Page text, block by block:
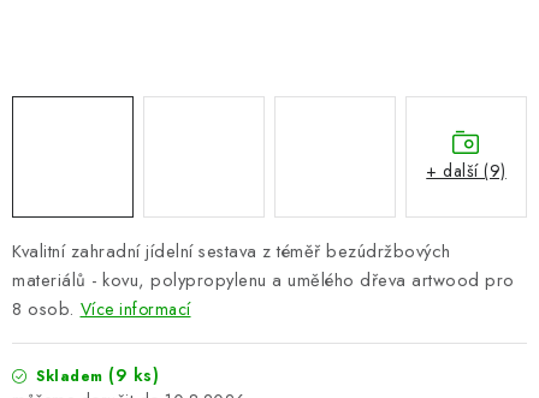
NOVINKY
Nákup na splátky ESSOX
Kvalitní zahradní jídelní sestava z téměř bezúdržbových
materiálů - kovu, polypropylenu a umělého dřeva artwood pro
8 osob. Více informací
Skladem (9 ks)
+ další (9)